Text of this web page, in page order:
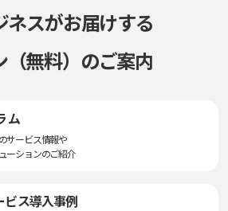
スがお届けする
（無料）のご案内
ム
サービス情報や
ーションのご紹介
ビス導入事例